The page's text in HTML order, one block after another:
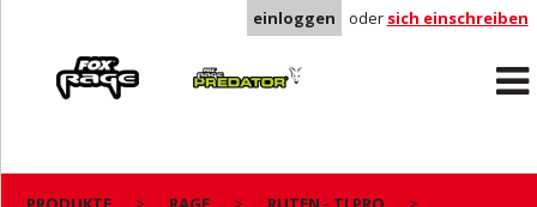
einloggen oder sich einschreiben
Predator